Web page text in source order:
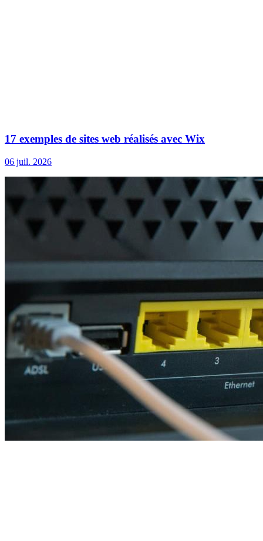
17 exemples de sites web réalisés avec Wix
06 juil. 2026